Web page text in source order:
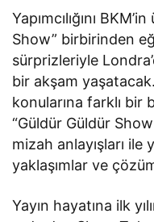
Yapımcılığını
Show” birbirinden
sürprizleriyle
bir akşam
konularına farklı bir
“Güldür Güldür
mizah anlayışları ile
yaklaşımlar ve
Yayın hayatına ilk